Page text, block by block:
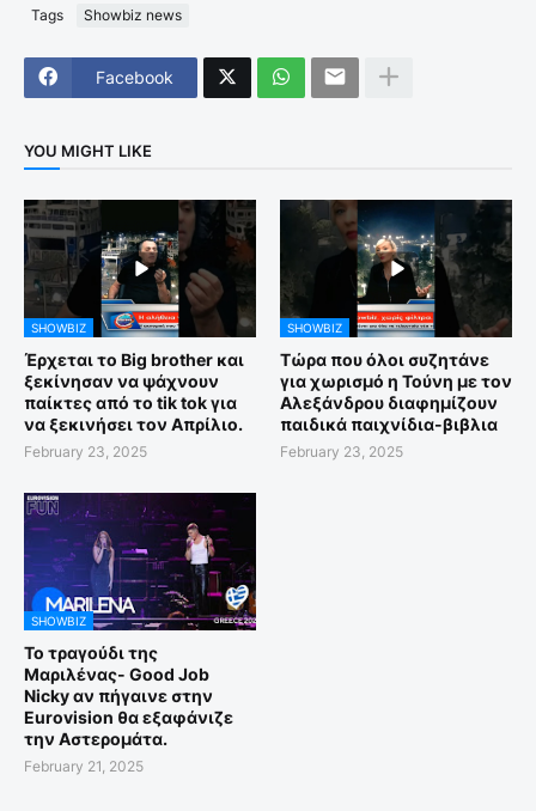
Tags Showbiz news
Facebook
YOU MIGHT LIKE
SHOWBIZ
Έρχεται το Big brother και
ξεκίνησαν να ψάχνουν
παίκτες από το tik tok για
να ξεκινήσει τον Απρίλιο.
February 23, 2025
SHOWBIZ
Τώρα που όλοι συζητάνε
για χωρισμό η Τούνη με τον
Αλεξάνδρου διαφημίζουν
παιδικά παιχνίδια-βιβλια
February 23, 2025
SHOWBIZ
Το τραγούδι της
Μαριλένας- Good Job
Nicky αν πήγαινε στην
Eurovision θα εξαφάνιζε
την Αστερομάτα.
February 21, 2025